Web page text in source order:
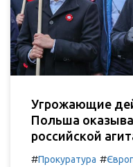
Угрожающие
Польша
российской
#Прокуратура #